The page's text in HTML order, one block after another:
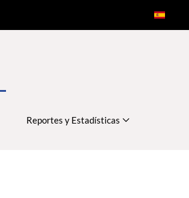
Reportes y Estadísticas